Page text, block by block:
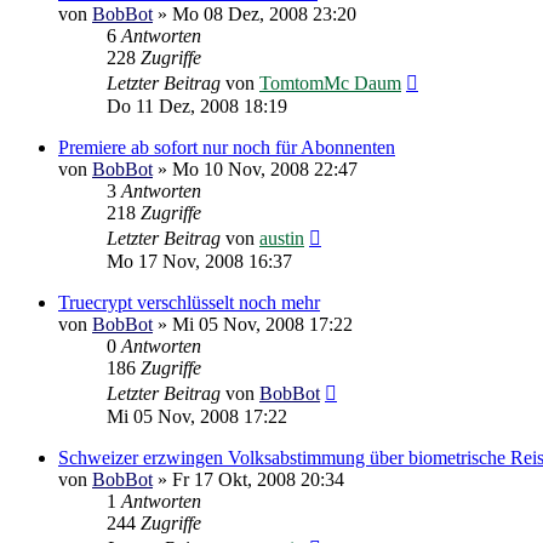
von BobBot » Mo 08 Dez, 2008 23:20
6 Antworten
228 Zugriffe
Letzter Beitrag von TomtomMc Daum
Do 11 Dez, 2008 18:19
Premiere ab sofort nur noch für Abonnenten
von BobBot » Mo 10 Nov, 2008 22:47
3 Antworten
218 Zugriffe
Letzter Beitrag von austin
Mo 17 Nov, 2008 16:37
Truecrypt verschlüsselt noch mehr
von BobBot » Mi 05 Nov, 2008 17:22
0 Antworten
186 Zugriffe
Letzter Beitrag von BobBot
Mi 05 Nov, 2008 17:22
Schweizer erzwingen Volksabstimmung über biometrische
von BobBot » Fr 17 Okt, 2008 20:34
1 Antworten
244 Zugriffe